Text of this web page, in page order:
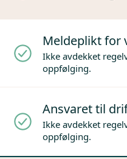
Meldeplikt for
Ikke avdekket
oppfølging.
Ansvaret til
Ikke avdekket
oppfølging.